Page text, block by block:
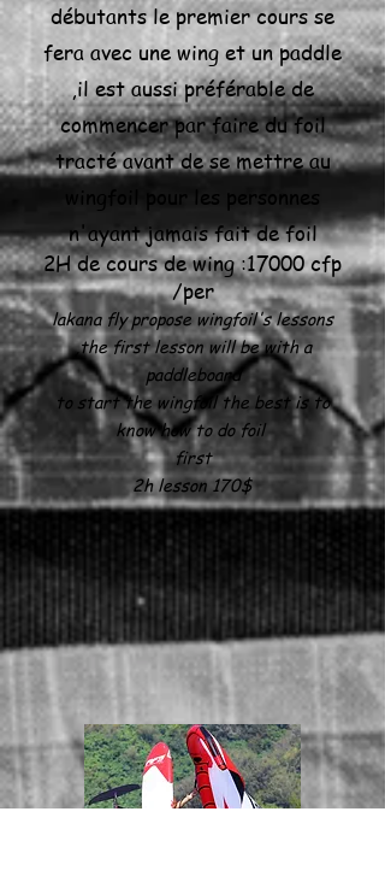
débutants le premier cours se
fera avec une wing et un paddle
,il est aussi préférable de
commencer par faire du foil
tracté avant de se mettre au
wingfoil pour les personnes
n'ayant jamais fait de foil
2H de cours de wing :17000 cfp
/per
lakana fly propose wingfoil's lessons
,the first lesson will be with a
paddleboard
to start the wingfoil the best is to
know how to do foil
first
2h lesson 170$